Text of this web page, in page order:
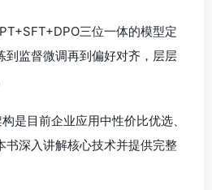
三位一体的模型定
到监督微调再到偏好对齐，层层
构是目前企业应用中性价比优选、
书深入讲解核心技术并提供完整